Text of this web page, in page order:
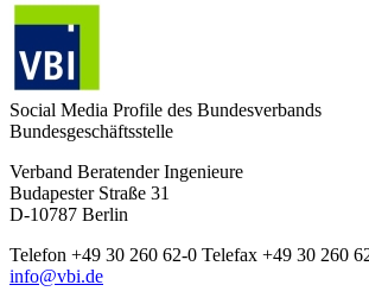
Social Media Profile des Bundesverbands
Bundesgeschäftsstelle
Verband Beratender Ingenieure
Budapester Straße 31
D-10787 Berlin
Telefon +49 30 260 62-0 Telefax +49 30 260
info@vbi.de